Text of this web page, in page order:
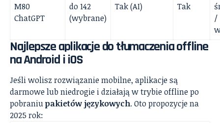
M80
ChatGPT
do 142
(wybrane)
Tak (AI) Tak
/
Najlepsze aplikacje do tłumaczenia offline
na Android i iOS
Jeśli wolisz rozwiązanie mobilne, aplikacje są
darmowe lub niedrogie i działają w trybie offline po
pobraniupakietów językowych. Oto propozycje na
2025 rok: